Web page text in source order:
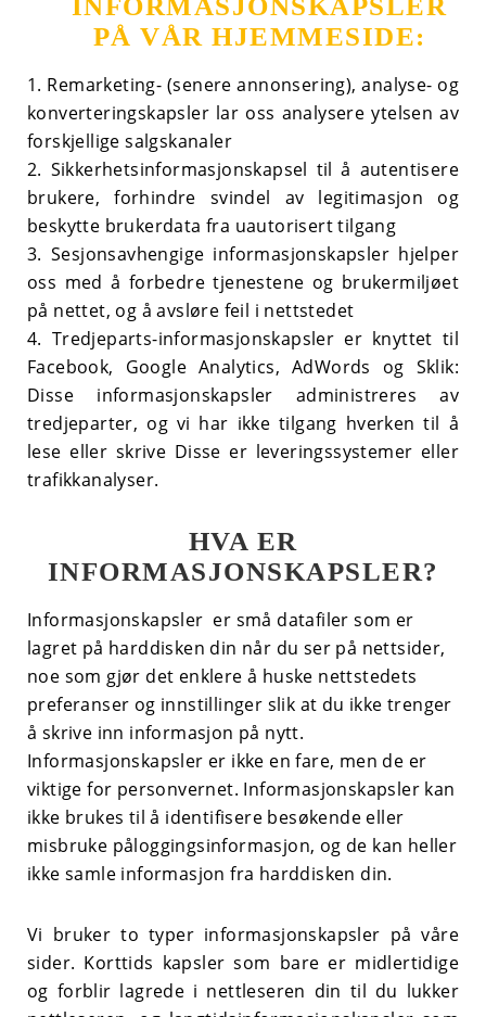
PÅ VÅR HJEMMESIDE:
1. Remarketing- (senere annonsering), analyse- og
konverteringskapsler lar oss analysere ytelsen av
forskjellige salgskanaler
2. Sikkerhetsinformasjonskapsel til å autentisere
brukere, forhindre svindel av legitimasjon og
beskytte brukerdata fra uautorisert tilgang
3. Sesjonsavhengige informasjonskapsler hjelper
oss med å forbedre tjenestene og brukermiljøet
på nettet, og å avsløre feil i nettstedet
4. Tredjeparts-informasjonskapsler er knyttet til
Facebook, Google Analytics, AdWords og Sklik:
Disse informasjonskapsler administreres av
tredjeparter, og vi har ikke tilgang hverken til å
lese eller skrive Disse er leveringssystemer eller
trafikkanalyser.
HVA ER
INFORMASJONSKAPSLER?
Informasjonskapsler er små datafiler som er
lagret på harddisken din når du ser på nettsider,
noe som gjør det enklere å huske nettstedets
preferanser og innstillinger slik at du ikke trenger
å skrive inn informasjon på nytt.
Informasjonskapsler er ikke en fare, men de er
viktige for personvernet. Informasjonskapsler kan
ikke brukes til å identifisere besøkende eller
misbruke påloggingsinformasjon, og de kan heller
ikke samle informasjon fra harddisken din.
Vi bruker to typer informasjonskapsler på våre
sider. Korttids kapsler som bare er midlertidige
og forblir lagrede i nettleseren din til du lukker